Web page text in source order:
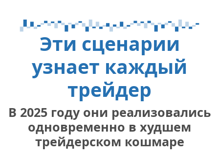
Эти сценарии
узнает каждый
трейдер
В 2025 году они реализовались
одновременно в худшем
трейдерском кошмаре